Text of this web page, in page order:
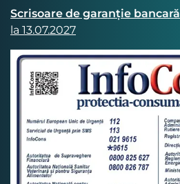
Scrisoare de garanție bancară
la 13.07.2027